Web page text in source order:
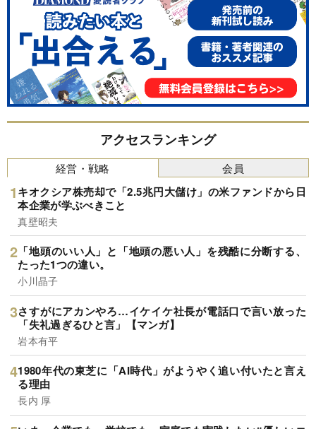
アクセスランキング
経営・戦略
キオクシア株売却で「2.5兆円大儲け」の米ファンドから日
本企業が学ぶべきこと
真壁昭夫
「地頭のいい人」と「地頭の悪い人」を残酷に分断する、
たった1つの違い。
小川晶子
さすがにアカンやろ…イケイケ社長が電話口で言い放った
「失礼過ぎるひと言」【マンガ】
岩本有平
1980年代の東芝に「AI時代」がようやく追い付いたと言え
る理由
長内 厚
会員